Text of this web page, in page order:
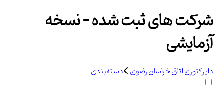
شرکت های ثبت شده - نسخه
آزمایشی
دایرکتوری اتاق خراسان رضوی دسته‌بندی